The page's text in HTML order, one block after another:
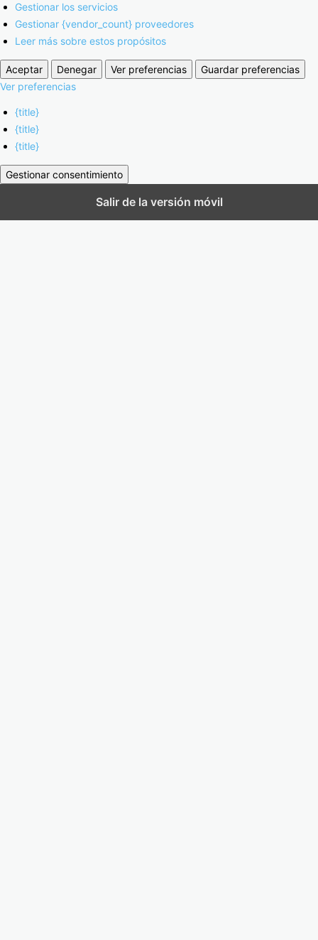
Gestionar los servicios
Gestionar {vendor_count} proveedores
Leer más sobre estos propósitos
Aceptar Denegar Ver preferencias
Guardar preferencias
Ver preferencias
{title}
{title}
{title}
Gestionar consentimiento
Salir de la versión móvil